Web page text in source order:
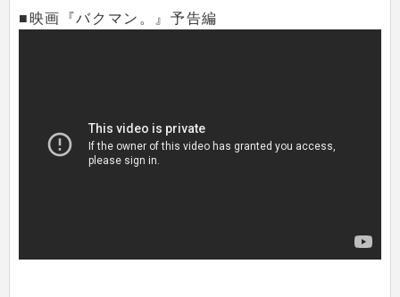
■映画『バクマン。』予告編